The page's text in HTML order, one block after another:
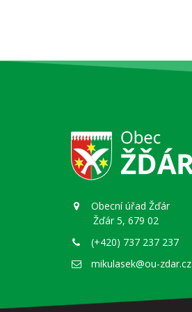
Obecní úřad Žďár
Žďár 5, 679 02
(+420) 737 237 237
mikulasek@ou-zdar.cz